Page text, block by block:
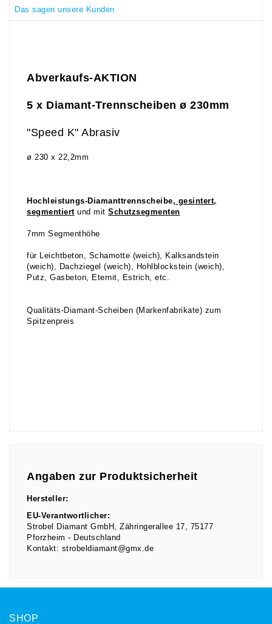
Das sagen unsere Kunden
Abverkaufs-AKTION
5 x Diamant-Trennscheiben ø 230mm
"Speed K" Abrasiv
ø 230 x 22,2mm
Hochleistungs-Diamanttrennscheibe, gesintert,
segmentiertund mit Schutzsegmenten
7mm Segmenthöhe
für Leichtbeton, Schamotte (weich), Kalksandstein
(weich), Dachziegel (weich), Hohlblockstein (weich),
Putz, Gasbeton, Eternit, Estrich, etc.
Qualitäts-Diamant-Scheiben (Markenfabrikate) zum
Spitzenpreis
Angaben zur Produktsicherheit
Hersteller:
EU-Verantwortlicher:
Strobel Diamant GmbH
Zähringerallee 17
75177
Pforzheim
Deutschland
Kontakt: strobeldiamant@gmx.de
SHOP